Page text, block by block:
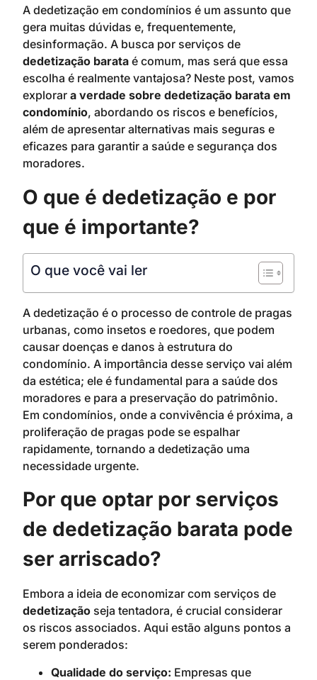
A dedetização em condomínios é um assunto que
gera muitas dúvidas e, frequentemente,
desinformação. A busca por serviços de
dedetização barata é comum, mas será que essa
escolha é realmente vantajosa? Neste post, vamos
explorar a verdade sobre dedetização barata em
condomínio, abordando os riscos e benefícios,
além de apresentar alternativas mais seguras e
eficazes para garantir a saúde e segurança dos
moradores.
O que é dedetização e por
que é importante?
O que você vai ler
A dedetização é o processo de controle de pragas
urbanas, como insetos e roedores, que podem
causar doenças e danos à estrutura do
condomínio. A importância desse serviço vai além
da estética; ele é fundamental para a saúde dos
moradores e para a preservação do patrimônio.
Em condomínios, onde a convivência é próxima, a
proliferação de pragas pode se espalhar
rapidamente, tornando a dedetização uma
necessidade urgente.
Por que optar por serviços
de dedetização barata pode
ser arriscado?
Embora a ideia de economizar com serviços de
dedetização seja tentadora, é crucial considerar
os riscos associados. Aqui estão alguns pontos a
serem ponderados:
Qualidade do serviço: Empresas que